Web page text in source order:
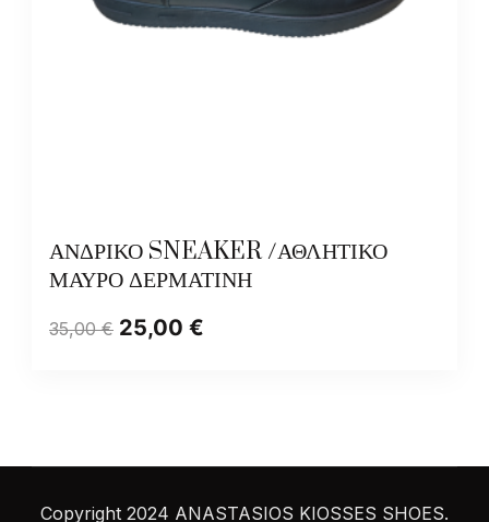
ΑΝΔΡΙΚΟ SNEAKER /ΑΘΛΗΤΙΚΟ
ΜΑΥΡΟ ΔΕΡΜΑΤΙΝΗ
35,00€ 25,00 €
Copyright 2024 ANASTASIOS KIOSSES SHOES.